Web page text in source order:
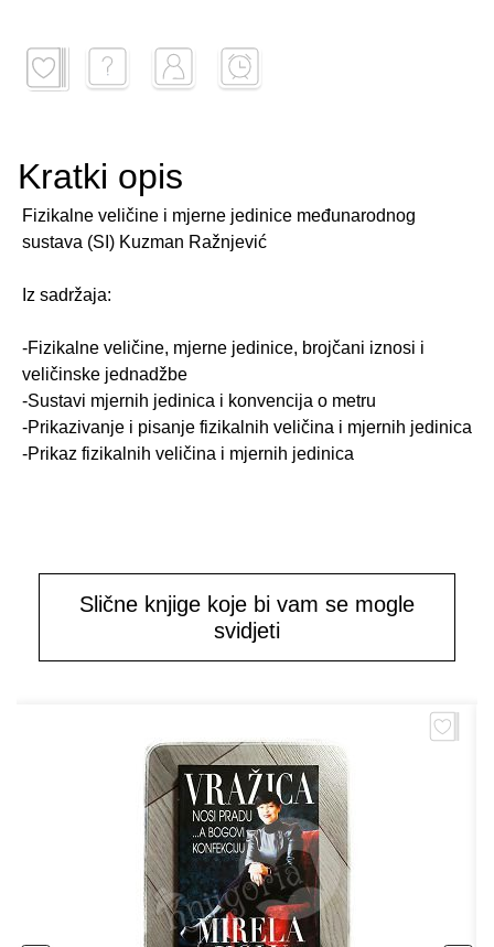
Kratki opis
Fizikalne veličine i mjerne jedinice međunarodnog
sustava (SI) Kuzman Ražnjević
Iz sadržaja:
-Fizikalne veličine, mjerne jedinice, brojčani iznosi i
veličinske jednadžbe
-Sustavi mjernih jedinica i konvencija o metru
-Prikazivanje i pisanje fizikalnih veličina i mjernih jedinica
-Prikaz fizikalnih veličina i mjernih jedinica
Slične knjige koje bi vam se mogle
svidjeti